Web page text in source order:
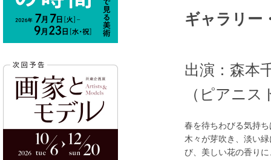
ギャラリー
出演：森本
（ピアニス
春を待ちわびる気持
木々が芽吹き、淡い
び、美しい花の香り